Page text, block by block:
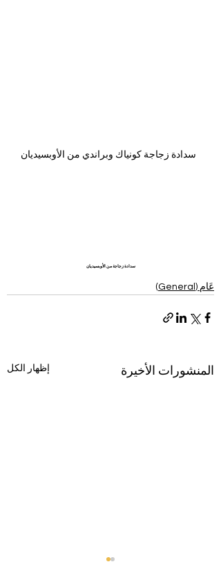
سدادة زجاجة من الأوبسيديان
عَام (General)
المنشورات الأخيرة إظهار الكل